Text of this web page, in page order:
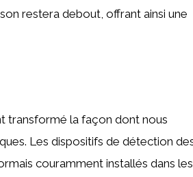
restera debout, offrant ainsi une
transformé la façon dont nous
Les dispositifs de détection
couramment installés dans les